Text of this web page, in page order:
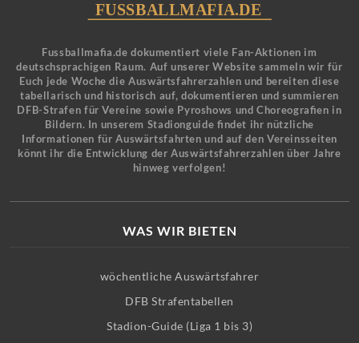
Fussballmafia.de dokumentiert viele Fan-Aktionen im
deutschsprachigen Raum. Auf unserer Website sammeln wir für
Euch jede Woche die Auswärtsfahrerzahlen und bereiten diese
tabellarisch und historisch auf, dokumentieren und summieren
DFB-Strafen für Vereine sowie Pyroshows und Choreografien in
Bildern. In unserem Stadionguide findet ihr nützliche
Informationen für Auswärtsfahrten und auf den Vereinsseiten
könnt ihr die Entwicklung der Auswärtsfahrerzahlen über Jahre
hinweg verfolgen!
WAS WIR BIETEN
wöchentliche Auswärtsfahrer
DFB Strafentabellen
Stadion-Guide (Liga 1 bis 3)